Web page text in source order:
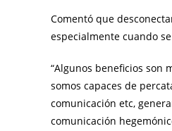
Comentó que
especialmente cuando
“Algunos beneficios son
somos capaces de
comunicación etc,
comunicación